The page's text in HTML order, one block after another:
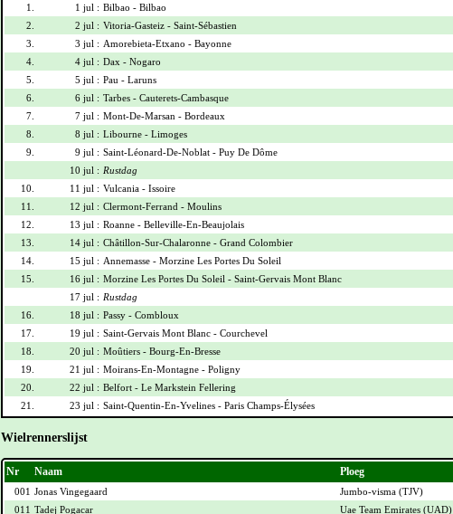
1. 1 jul : Bilbao - Bilbao
2.
2 jul : Vitoria-Gasteiz - Saint-Sébastien
3.
3 jul : Amorebieta-Etxano - Bayonne
4.
4 jul : Dax - Nogaro
5.
5 jul : Pau - Laruns
6.
6 jul : Tarbes - Cauterets-Cambasque
7.
7 jul : Mont-De-Marsan - Bordeaux
8.
8 jul : Libourne - Limoges
9.
9 jul : Saint-Léonard-De-Noblat - Puy De Dôme
10 jul : Rustdag
10.
11 jul : Vulcania - Issoire
11.
12 jul : Clermont-Ferrand - Moulins
12.
13 jul : Roanne - Belleville-En-Beaujolais
13.
14 jul : Châtillon-Sur-Chalaronne - Grand Colombier
14.
15 jul : Annemasse - Morzine Les Portes Du Soleil
15.
16 jul : Morzine Les Portes Du Soleil - Saint-Gervais Mont Blanc
17 jul : Rustdag
16.
18 jul : Passy - Combloux
17.
19 jul : Saint-Gervais Mont Blanc - Courchevel
18.
20 jul : Moûtiers - Bourg-En-Bresse
19.
21 jul : Moirans-En-Montagne - Poligny
20.
22 jul : Belfort - Le Markstein Fellering
21.
23 jul : Saint-Quentin-En-Yvelines - Paris Champs-Élysées
Wielrennerslijst
Nr Naam Ploeg
001 Jonas Vingegaard Jumbo-visma (TJV)
011 Tadej Pogacar Uae Team Emirates (UAD)